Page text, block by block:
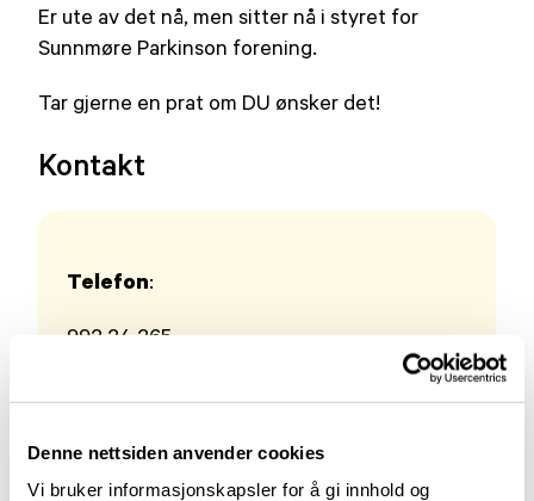
Denne nettsiden anvender cookies
Vi bruker informasjonskapsler for å gi innhold og
Er ute av det nå, men sitter nå i styret for
Sunnmøre Parkinson forening.
Tar gjerne en prat om DU ønsker det!
Kontakt
Telefon:
992 24 265
maritapth@gmail.com